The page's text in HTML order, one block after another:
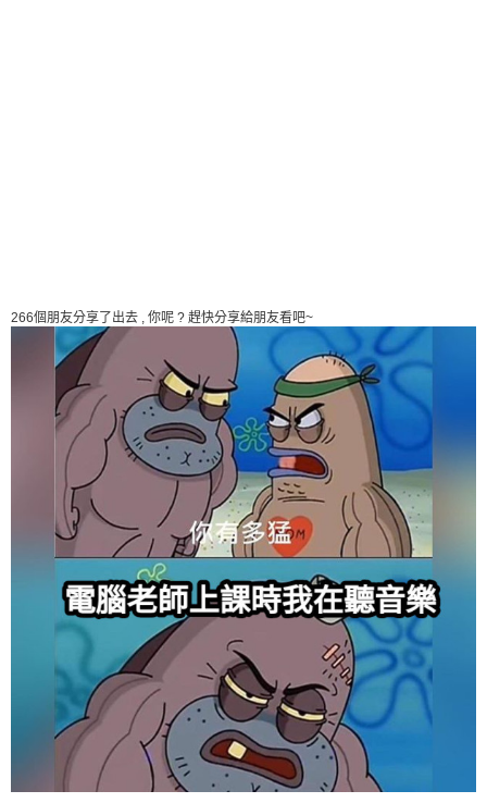
266個朋友分享了出去 , 你呢 ? 趕快分享給朋友看吧~